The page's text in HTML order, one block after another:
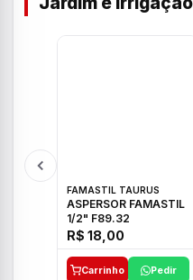
FAMASTIL TAURUS
ASPERSOR FAMASTIL
1/2" F89.32
R$ 18,00
Carrinho Pedir